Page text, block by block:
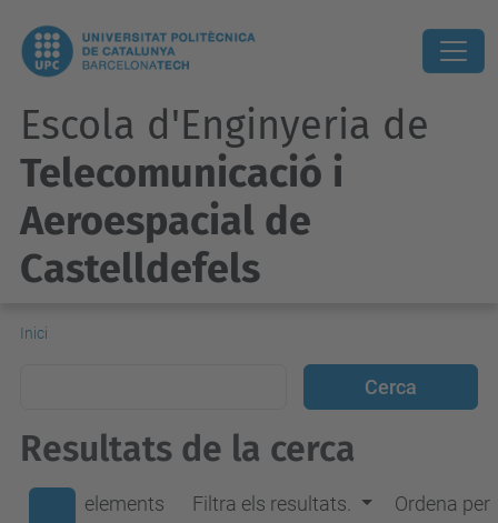
Escola d'Enginyeria de
Telecomunicació i
Aeroespacial de
Castelldefels
Inici
Resultats de la cerca
elements
Filtra els resultats. Ordena per